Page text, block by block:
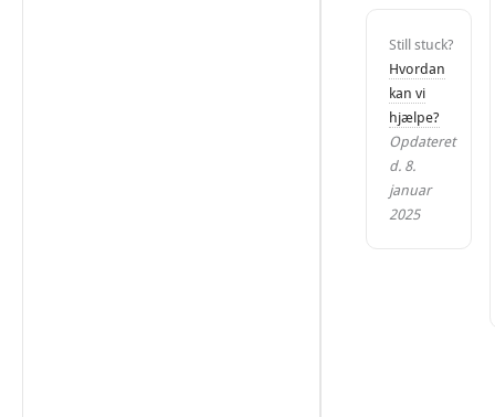
Still stuck?
Hvordan
kan vi
hjælpe?
Opdateret
d. 8.
januar
2025